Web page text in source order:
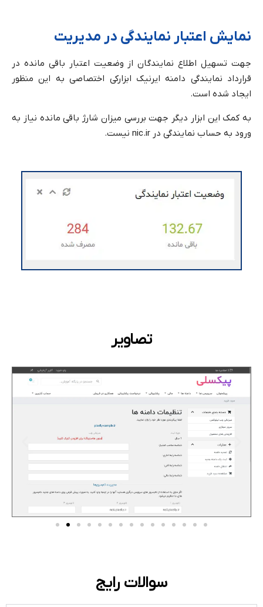
نمایش اعتبار نمایندگی در مدیریت
جهت تسهیل اطلاع نمایندگان از وضعیت اعتبار باقی مانده در
قرارداد نمایندگی دامنه ایرنیک ابزارکی اختصاصی به این منظور
ایجاد شده است.
به کمک این ابزار دیگر جهت بررسی میزان شارژ باقی مانده نیاز به
ورود به حساب نمایندگی در nic.ir نیست.
تصاویر
سوالات رایج